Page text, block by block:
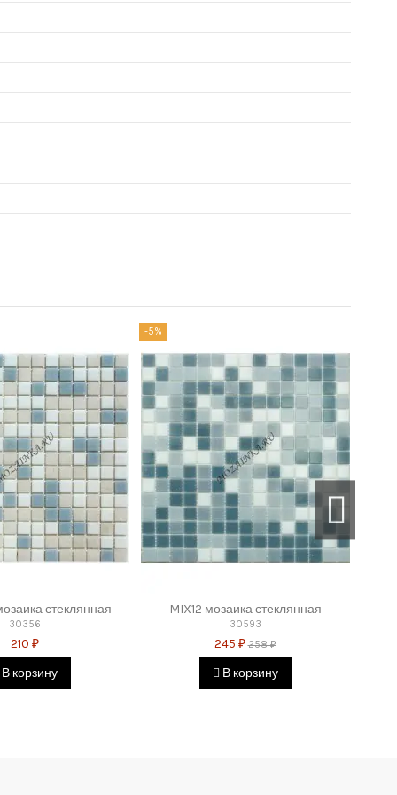
09, 8-969-199-49-90
49, 8-969-059-39-39
от службы доставки интернет-магазина причинам –
т.п.)– 1800 руб.
- 2500 рублей + 35 рублей за 1 км. от МКАД. Доставка до
стеклянная
30356
210 ₽
В корзину
-5%
MIX12 мозаика стеклянная
30593
245 ₽ 258 ₽
В корзину